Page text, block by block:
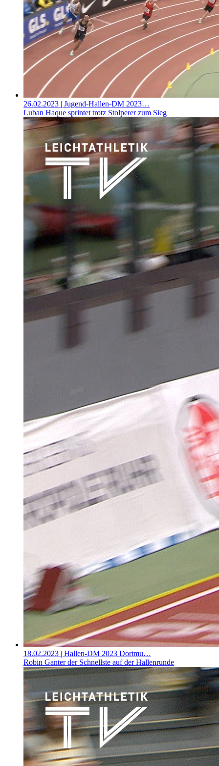
26.02.2023 | Jugend-Hallen-DM 2023…
Luban Haque sprintet trotz Stolperer zum Sieg
18.02.2023 | Hallen-DM 2023 Dortmu…
Robin Ganter der Schnellste auf der Hallenrunde